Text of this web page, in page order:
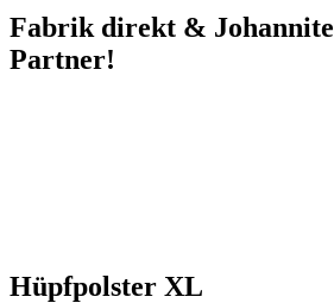
Fabrik direkt &
Partner!
Hüpfpolster XL